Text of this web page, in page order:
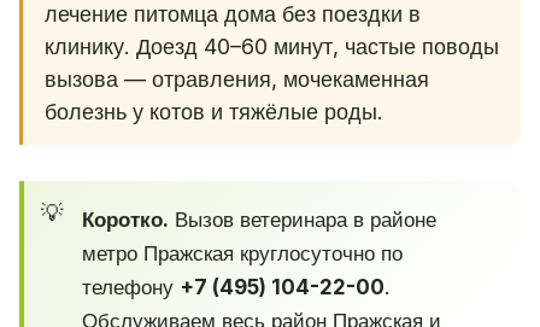
лечение питомца дома без поездки в
клинику. Доезд 40–60 минут, частые поводы
вызова — отравления, мочекаменная
болезнь у котов и тяжёлые роды.
Коротко. Вызов ветеринара в районе
метро Пражская круглосуточно по
телефону +7 (495) 104-22-00.
Обслуживаем весь район Пражская и